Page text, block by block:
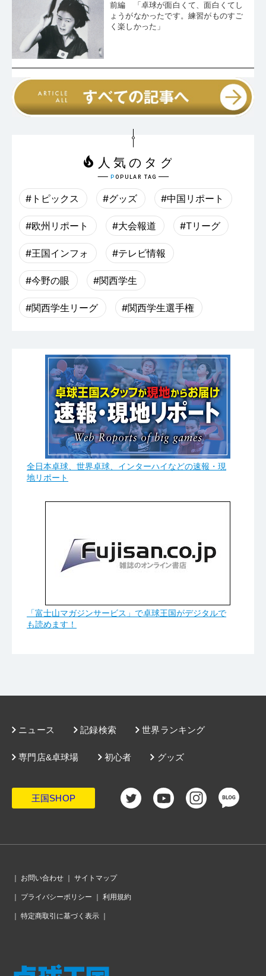
前編 「卓球が面白くて、面白くてし
ょうがなかったです。練習がものすご
く楽しかった」
#トピックス #グッズ #中国リポート
#欧州リポート #大会報道 #Tリーグ
#王国インフォ #テレビ情報
#今野の眼 #関西学生
#関西学生リーグ #関西学生選手権
全日本卓球、世界卓球、インターハイなどの速報・現
地リポート
「富士山マガジンサービス」で卓球王国がデジタルで
も読めます！
ニュース 記録検索 世界ランキング
グッズ
専門店&卓球場 初心者
王国SHOP
｜ お問い合わせ ｜ サイトマップ
｜ プライバシーポリシー ｜ 利用規約
｜ 特定商取引に基づく表示 ｜